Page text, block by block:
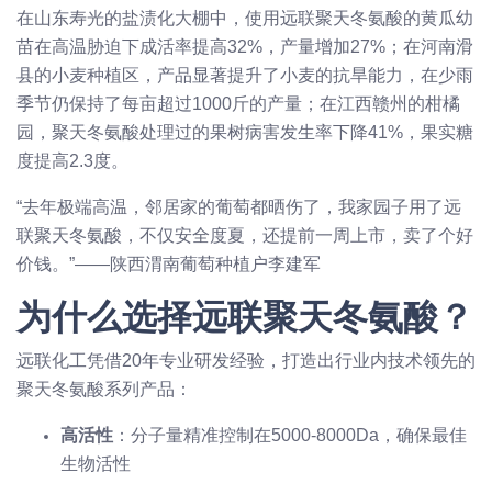
在山东寿光的盐渍化大棚中，使用远联聚天冬氨酸的黄瓜幼
苗在高温胁迫下成活率提高32%，产量增加27%；在河南滑
县的小麦种植区，产品显著提升了小麦的抗旱能力，在少雨
季节仍保持了每亩超过1000斤的产量；在江西赣州的柑橘
园，聚天冬氨酸处理过的果树病害发生率下降41%，果实糖
度提高2.3度。
“去年极端高温，邻居家的葡萄都晒伤了，我家园子用了远
联聚天冬氨酸，不仅安全度夏，还提前一周上市，卖了个好
价钱。”——陕西渭南葡萄种植户李建军
为什么选择远联聚天冬氨酸？
远联化工凭借20年专业研发经验，打造出行业内技术领先的
聚天冬氨酸系列产品：
高活性 ：分子量精准控制在5000-8000Da，确保最佳
生物活性